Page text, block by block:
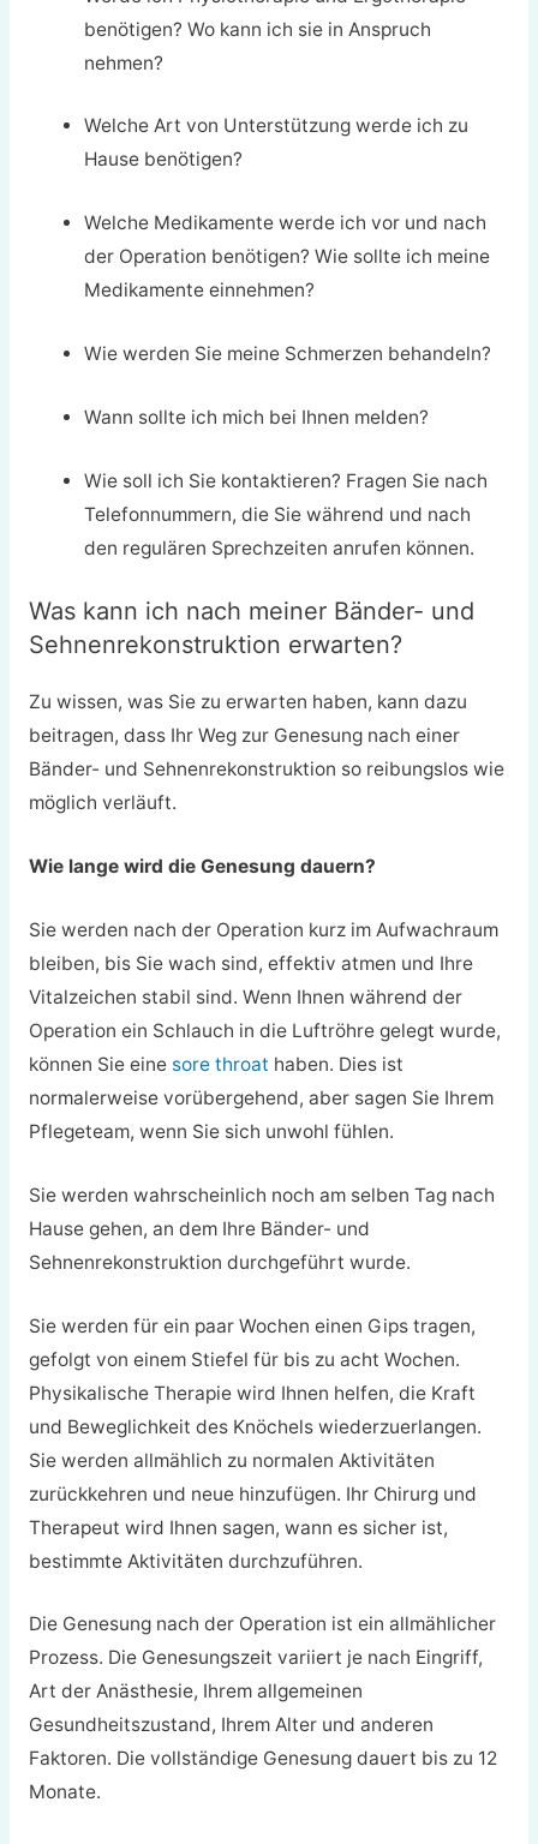
benötigen? Wo kann ich sie in Anspruch
nehmen?
Welche Art von Unterstützung werde ich zu
Hause benötigen?
Welche Medikamente werde ich vor und nach
der Operation benötigen? Wie sollte ich meine
Medikamente einnehmen?
Wie werden Sie meine Schmerzen behandeln?
Wann sollte ich mich bei Ihnen melden?
Wie soll ich Sie kontaktieren? Fragen Sie nach
Telefonnummern, die Sie während und nach
den regulären Sprechzeiten anrufen können.
Was kann ich nach meiner Bänder- und
Sehnenrekonstruktion erwarten?
Zu wissen, was Sie zu erwarten haben, kann dazu
beitragen, dass Ihr Weg zur Genesung nach einer
Bänder- und Sehnenrekonstruktion so reibungslos wie
möglich verläuft.
Wie lange wird die Genesung dauern?
Sie werden nach der Operation kurz im Aufwachraum
bleiben, bis Sie wach sind, effektiv atmen und Ihre
Vitalzeichen stabil sind. Wenn Ihnen während der
Operation ein Schlauch in die Luftröhre gelegt wurde,
können Sie eine sore throat haben. Dies ist
normalerweise vorübergehend, aber sagen Sie Ihrem
Pflegeteam, wenn Sie sich unwohl fühlen.
Sie werden wahrscheinlich noch am selben Tag nach
Hause gehen, an dem Ihre Bänder- und
Sehnenrekonstruktion durchgeführt wurde.
Sie werden für ein paar Wochen einen Gips tragen,
gefolgt von einem Stiefel für bis zu acht Wochen.
Physikalische Therapie wird Ihnen helfen, die Kraft
und Beweglichkeit des Knöchels wiederzuerlangen.
Sie werden allmählich zu normalen Aktivitäten
zurückkehren und neue hinzufügen. Ihr Chirurg und
Therapeut wird Ihnen sagen, wann es sicher ist,
bestimmte Aktivitäten durchzuführen.
Die Genesung nach der Operation ist ein allmählicher
Prozess. Die Genesungszeit variiert je nach Eingriff,
Art der Anästhesie, Ihrem allgemeinen
Gesundheitszustand, Ihrem Alter und anderen
Faktoren. Die vollständige Genesung dauert bis zu 12
Monate.